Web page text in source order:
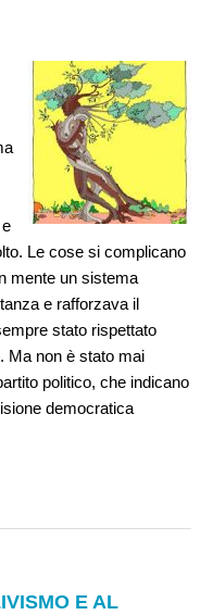
Le cose si complicano
mente un sistema
e rafforzava il
stato rispettato
Ma non è stato mai
politico, che indicano
democratica
E AL